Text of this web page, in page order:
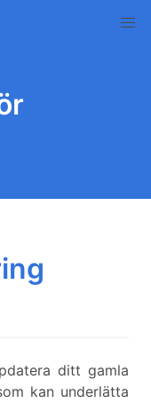
ditt gamla
kan underlätta